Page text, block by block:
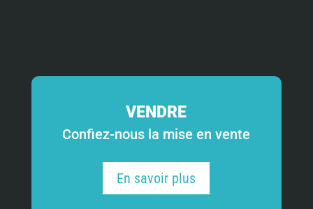
VENDRE
Confiez-nous la mise en vente
En savoir plus